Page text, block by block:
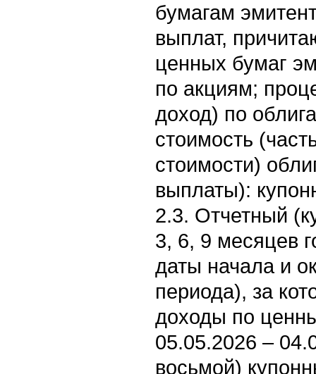
бумагам
выплат,
ценных бумаг
по акциям;
доход) по
стоимость
стоимости)
выплаты):
2.3. Отчетный
3, 6, 9 месяцев
даты начала и
периода), за
доходы по
05.05.2026 –
восьмой)